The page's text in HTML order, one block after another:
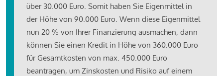
über 30.000 Euro. Somit haben Sie Eigenmittel in
der Höhe von 90.000 Euro. Wenn diese Eigenmittel
nun 20 % von Ihrer Finanzierung ausmachen, dann
können Sie einen Kredit in Höhe von 360.000 Euro
für Gesamtkosten von max. 450.000 Euro
beantragen, um Zinskosten und Risiko auf einem